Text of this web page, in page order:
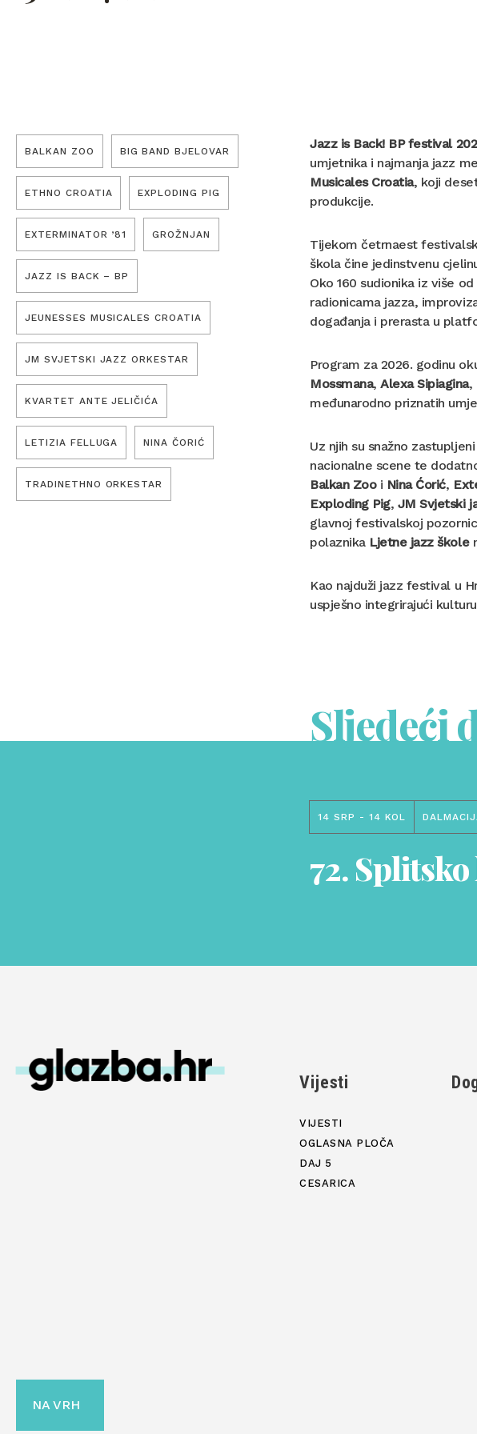
BALKAN ZOO BIG BAND BJELOVAR
ETHNO CROATIA EXPLODING PIG
EXTERMINATOR ’81 GROŽNJAN
JAZZ IS BACK – BP
JEUNESSES MUSICALES CROATIA
JM SVJETSKI JAZZ ORKESTAR
KVARTET ANTE JELIČIĆA
LETIZIA FELLUGA NINA ČORIĆ
TRADINETHNO ORKESTAR
Jazz is Back! BP festival
umjetnika i najmanja jazz
Musicales Croatia, koji
produkcije.
Tijekom četrnaest
škola čine jedinstvenu
Oko 160 sudionika iz više
radionicama jazza,
događanja i prerasta u
Program za 2026. godinu
Mossmana,Alexa Sipiagina,
međunarodno priznatih
Uz njih su snažno
nacionalne scene te
Balkan Zooi Nina Ćorić,
Exploding Pig, JM Svjetski
glavnoj festivalskoj
polaznika Ljetne jazz škole
Kao najduži jazz festival u
uspješno integrirajući
Sljedeći
14 SRP - 14 KOL
72.
Vijesti
VIJESTI
OGLASNA PLOČA
DAJ 5
CESARICA
NA VRH